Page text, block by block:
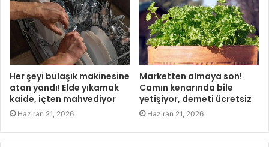
Her şeyi bulaşık makinesine
atan yandı! Elde yıkamak
kaide, içten mahvediyor
Haziran 21, 2026
Marketten almaya son!
Camın kenarında bile
yetişiyor, demeti ücretsiz
Haziran 21, 2026